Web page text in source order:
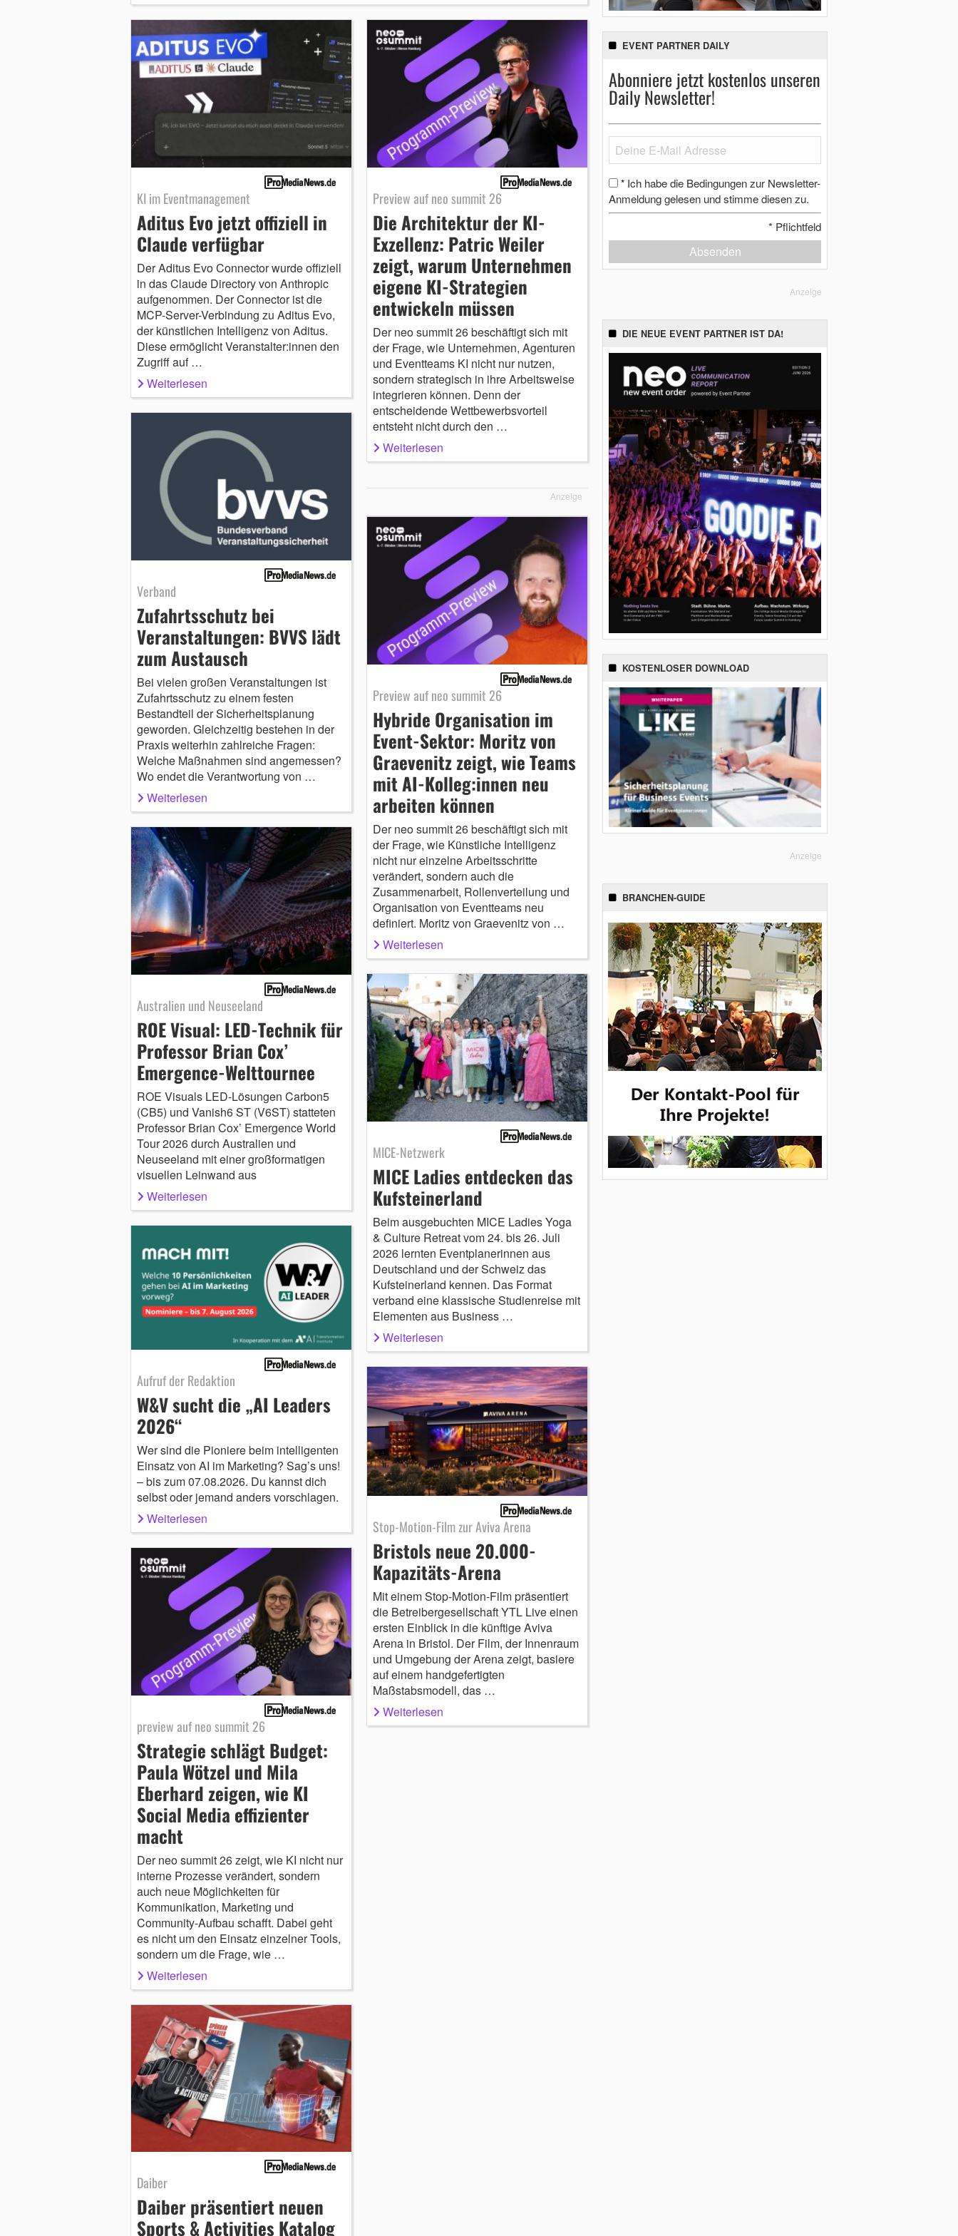
KI im Eventmanagement
Aditus Evo jetzt offiziell in
Claude verfügbar
Der Aditus Evo Connector wurde offiziell
in das Claude Directory von Anthropic
aufgenommen. Der Connector ist die
MCP-Server-Verbindung zu Aditus Evo,
der künstlichen Intelligenz von Aditus.
Diese ermöglicht Veranstalter:innen den
Zugriff auf …
Weiterlesen
Preview auf neo summit 26
Die Architektur der KI-
Exzellenz: Patric Weiler
zeigt, warum Unternehmen
eigene KI-Strategien
entwickeln müssen
Der neo summit 26 beschäftigt sich mit
der Frage, wie Unternehmen, Agenturen
und Eventteams KI nicht nur nutzen,
sondern strategisch in ihre Arbeitsweise
integrieren können. Denn der
entscheidende Wettbewerbsvorteil
entsteht nicht durch den …
Weiterlesen
Verband
Zufahrtsschutz bei
Veranstaltungen: BVVS lädt
zum Austausch
Bei vielen großen Veranstaltungen ist
Zufahrtsschutz zu einem festen
Bestandteil der Sicherheitsplanung
geworden. Gleichzeitig bestehen in der
Praxis weiterhin zahlreiche Fragen:
Welche Maßnahmen sind angemessen?
Wo endet die Verantwortung von …
Weiterlesen
Anzeige
Australien und Neuseeland
ROE Visual: LED-Technik für
Professor Brian Cox’
Emergence-Welttournee
ROE Visuals LED-Lösungen Carbon5
(CB5) und Vanish6 ST (V6ST) statteten
Professor Brian Cox’ Emergence World
Tour 2026 durch Australien und
Neuseeland mit einer großformatigen
visuellen Leinwand aus
Weiterlesen
Preview auf neo summit 26
Hybride Organisation im
Event-Sektor: Moritz von
Graevenitz zeigt, wie Teams
mit AI-Kolleg:innen neu
arbeiten können
Der neo summit 26 beschäftigt sich mit
der Frage, wie Künstliche Intelligenz
nicht nur einzelne Arbeitsschritte
verändert, sondern auch die
Zusammenarbeit, Rollenverteilung und
Organisation von Eventteams neu
definiert. Moritz von Graevenitz von …
Weiterlesen
Aufruf der Redaktion
W&V sucht die „AI Leaders
2026“
Wer sind die Pioniere beim intelligenten
Einsatz von AI im Marketing? Sag’s uns!
– bis zum 07.08.2026. Du kannst dich
selbst oder jemand anders vorschlagen.
Weiterlesen
MICE-Netzwerk
MICE Ladies entdecken das
Kufsteinerland
Beim ausgebuchten MICE Ladies Yoga
& Culture Retreat vom 24. bis 26. Juli
2026 lernten Eventplanerinnen aus
Deutschland und der Schweiz das
Kufsteinerland kennen. Das Format
verband eine klassische Studienreise mit
Elementen aus Business …
Weiterlesen
preview auf neo summit 26
Strategie schlägt Budget:
Paula Wötzel und Mila
Eberhard zeigen, wie KI
Social Media effizienter
macht
Der neo summit 26 zeigt, wie KI nicht nur
interne Prozesse verändert, sondern
auch neue Möglichkeiten für
Kommunikation, Marketing und
Community-Aufbau schafft. Dabei geht
es nicht um den Einsatz einzelner Tools,
sondern um die Frage, wie …
Weiterlesen
Stop-Motion-Film zur Aviva Arena
Bristols neue 20.000-
Kapazitäts-Arena
Mit einem Stop-Motion-Film präsentiert
die Betreibergesellschaft YTL Live einen
ersten Einblick in die künftige Aviva
Arena in Bristol. Der Film, der Innenraum
und Umgebung der Arena zeigt, basiere
auf einem handgefertigten
Maßstabsmodell, das …
Weiterlesen
Daiber
Daiber präsentiert neuen
Sports & Activities Katalog
EVENT PARTNER DAILY
Abonniere jetzt kostenlos unseren
Daily Newsletter!
* Ich habe die Bedingungen zur Newsletter-
Anmeldung gelesen und stimme diesen zu.
* Pflichtfeld
Absenden
Anzeige
DIE NEUE EVENT PARTNER IST DA!
KOSTENLOSER DOWNLOAD
Anzeige
BRANCHEN-GUIDE